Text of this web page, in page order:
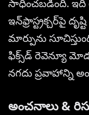
సాధించబడింది. ఇది
ఇన్‌ఫ్రాస్ట్రక్చర్‌పై
మార్పును
ఫిక్స్‌డ్ రెవెన్యూ
నగదు ప్రవాహాన్ని
అంచనాలు &